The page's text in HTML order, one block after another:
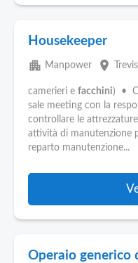
Housekeeper
apartment Manpower place
camerieri e facchini) •
sale meeting con la
controllare le
attività di manutenzione
reparto manutenzione...
Operaio generico